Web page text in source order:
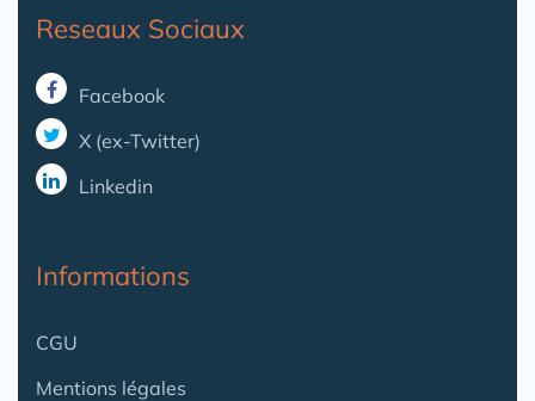
Reseaux Sociaux
Facebook
X (ex-Twitter)
Linkedin
Informations
CGU
Mentions légales